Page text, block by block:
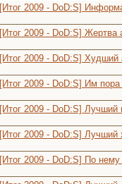
[Итог 2009 - DoD:S]
[Итог 2009 - DoD:S] Жертва
[Итог 2009 - DoD:S] Худший
[Итог 2009 - DoD:S] Им
[Итог 2009 - DoD:S] Лучший
[Итог 2009 - DoD:S] Лучший
[Итог 2009 - DoD:S] По